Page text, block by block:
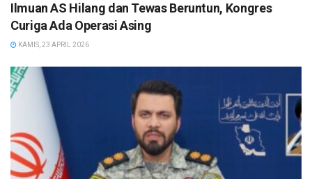
Ilmuan AS Hilang dan Tewas Beruntun, Kongres
Curiga Ada Operasi Asing
KAMIS, 23 APRIL 2026